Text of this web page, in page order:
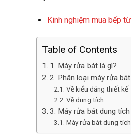
Kinh nghiệm mua bếp
Table of Contents
1. Máy rửa bát là gì?
2. Phân loại máy rửa bát
Về kiểu dáng thiết kế
Về dung tích
3. Máy rửa bát dung
Máy rửa bát dung